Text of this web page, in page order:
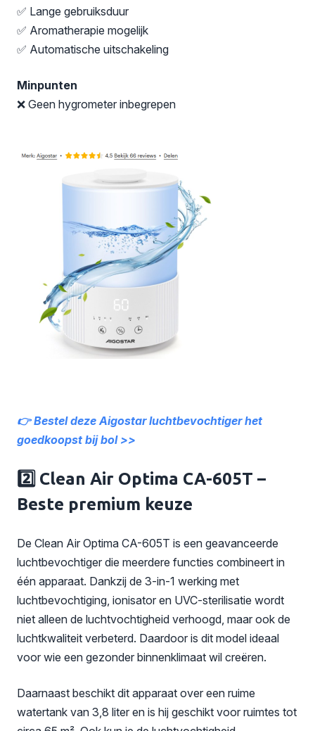
✅ Lange gebruiksduur
✅ Aromatherapie mogelijk
✅ Automatische uitschakeling
Minpunten
❌ Geen hygrometer inbegrepen
👉 Bestel deze Aigostar luchtbevochtiger het
goedkoopst bij bol >>
2️⃣ Clean Air Optima CA-605T –
Beste premium keuze
De Clean Air Optima CA-605T is een geavanceerde
luchtbevochtiger die meerdere functies combineert in
één apparaat. Dankzij de 3-in-1 werking met
luchtbevochtiging, ionisator en UVC-sterilisatie wordt
niet alleen de luchtvochtigheid verhoogd, maar ook de
luchtkwaliteit verbeterd. Daardoor is dit model ideaal
voor wie een gezonder binnenklimaat wil creëren.
Daarnaast beschikt dit apparaat over een ruime
watertank van 3,8 liter en is hij geschikt voor ruimtes tot